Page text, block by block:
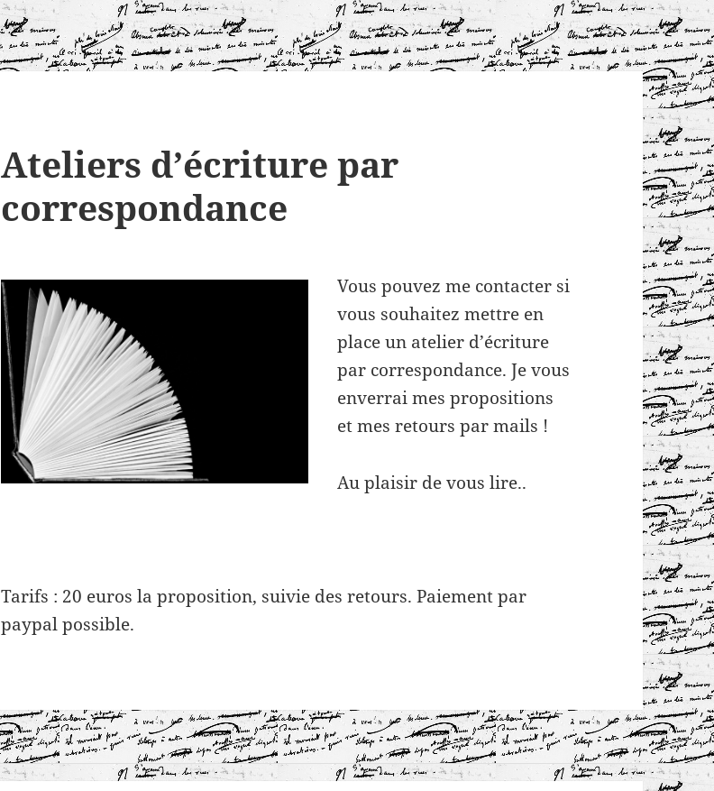
Ateliers d’écriture par
correspondance
Vous pouvez me contacter si
vous souhaitez mettre en
place un atelier d’écriture
par correspondance. Je vous
enverrai mes propositions
et mes retours par mails !
Au plaisir de vous lire..
Tarifs : 20 euros la proposition, suivie des retours. Paiement par
paypal possible.